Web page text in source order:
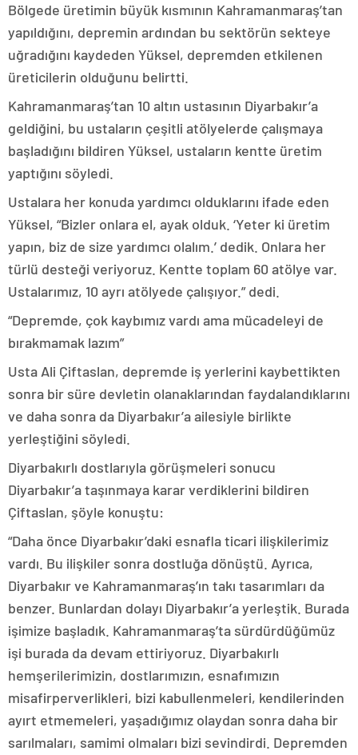
Bölgede üretimin büyük kısmının Kahramanmaraş’tan
yapıldığını, depremin ardından bu sektörün sekteye
uğradığını kaydeden Yüksel, depremden etkilenen
üreticilerin olduğunu belirtti.
Kahramanmaraş’tan 10 altın ustasının Diyarbakır’a
geldiğini, bu ustaların çeşitli atölyelerde çalışmaya
başladığını bildiren Yüksel, ustaların kentte üretim
yaptığını söyledi.
Ustalara her konuda yardımcı olduklarını ifade eden
Yüksel, “Bizler onlara el, ayak olduk. ‘Yeter ki üretim
yapın, biz de size yardımcı olalım.’ dedik. Onlara her
türlü desteği veriyoruz. Kentte toplam 60 atölye var.
Ustalarımız, 10 ayrı atölyede çalışıyor.” dedi.
“Depremde, çok kaybımız vardı ama mücadeleyi de
bırakmamak lazım”
Usta Ali Çiftaslan, depremde iş yerlerini kaybettikten
sonra bir süre devletin olanaklarından faydalandıklarını
ve daha sonra da Diyarbakır’a ailesiyle birlikte
yerleştiğini söyledi.
Diyarbakırlı dostlarıyla görüşmeleri sonucu
Diyarbakır’a taşınmaya karar verdiklerini bildiren
Çiftaslan, şöyle konuştu:
“Daha önce Diyarbakır’daki esnafla ticari ilişkilerimiz
vardı. Bu ilişkiler sonra dostluğa dönüştü. Ayrıca,
Diyarbakır ve Kahramanmaraş’ın takı tasarımları da
benzer. Bunlardan dolayı Diyarbakır’a yerleştik. Burada
işimize başladık. Kahramanmaraş’ta sürdürdüğümüz
işi burada da devam ettiriyoruz. Diyarbakırlı
hemşerilerimizin, dostlarımızın, esnafımızın
misafirperverlikleri, bizi kabullenmeleri, kendilerinden
ayırt etmemeleri, yaşadığımız olaydan sonra daha bir
sarılmaları, samimi olmaları bizi sevindirdi. Depremden